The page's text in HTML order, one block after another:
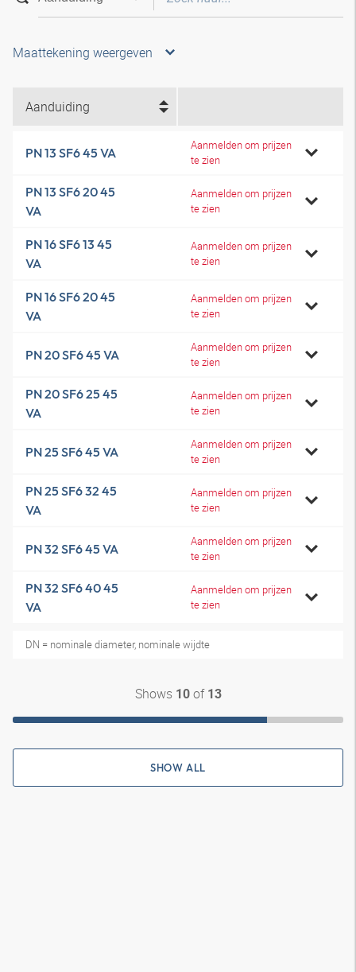
Maattekening weergeven
Aanduiding
PN 13 SF6 45 VA
Aanmelden om prijzen
te zien
PN 13 SF6 20 45
VA
Aanmelden om prijzen
te zien
PN 16 SF6 13 45
VA
Aanmelden om prijzen
te zien
PN 16 SF6 20 45
VA
Aanmelden om prijzen
te zien
PN 20 SF6 45 VA
Aanmelden om prijzen
te zien
PN 20 SF6 25 45
VA
Aanmelden om prijzen
te zien
PN 25 SF6 45 VA
Aanmelden om prijzen
te zien
PN 25 SF6 32 45
VA
Aanmelden om prijzen
te zien
PN 32 SF6 45 VA
Aanmelden om prijzen
te zien
PN 32 SF6 40 45
VA
Aanmelden om prijzen
te zien
DN = nominale diameter, nominale wijdte
Shows 10of 13
SHOW ALL